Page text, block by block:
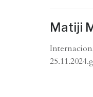
Matiji